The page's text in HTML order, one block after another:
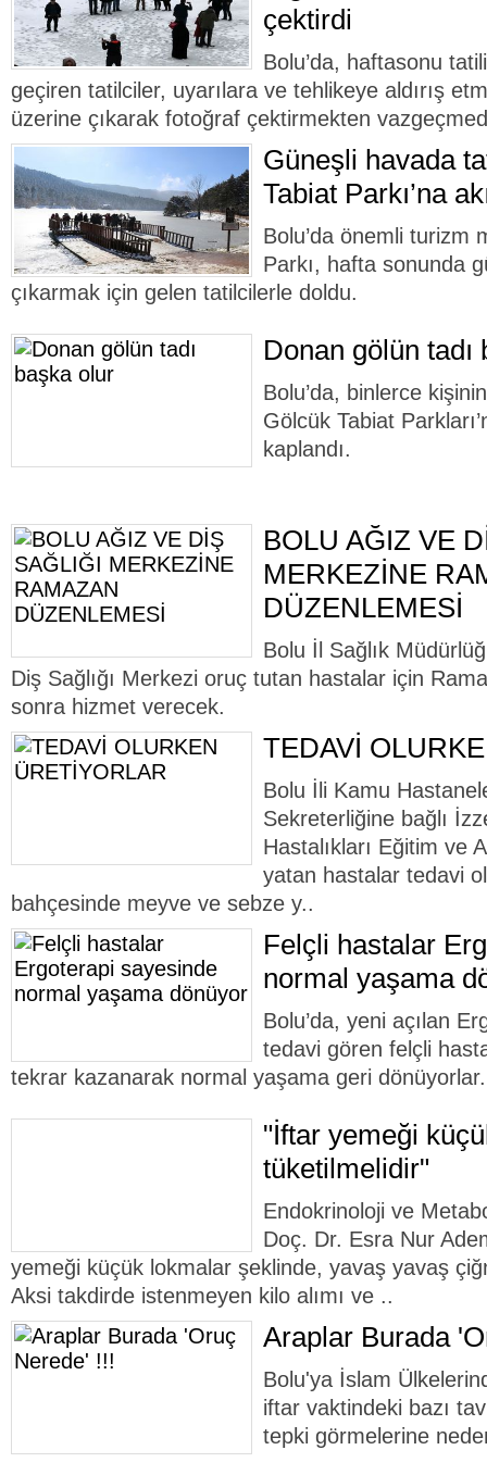
çektirdi
Bolu’da, haftasonu
geçiren tatilciler, uyarılara ve tehlikeye aldırış
üzerine çıkarak fotoğraf çektirmekten
Güneşli havada
Tabiat Parkı’na
Bolu’da önemli turizm
Parkı, hafta sonunda
çıkarmak için gelen tatilcilerle doldu.
Donan gölün tadı
Bolu’da, binlerce
Gölcük Tabiat
kaplandı.
BOLU AĞIZ VE
MERKEZİNE
DÜZENLEMESİ
Bolu İl Sağlık
Diş Sağlığı Merkezi oruç tutan hastalar için
sonra hizmet verecek.
TEDAVİ
Bolu İli Kamu
Sekreterliğine bağlı
Hastalıkları Eğitim ve
yatan hastalar tedavi
bahçesinde meyve ve sebze y..
Felçli hastalar
normal yaşama
Bolu’da, yeni açılan
tedavi gören felçli
tekrar kazanarak normal yaşama geri dönüyorlar.
"İftar yemeği
tüketilmelidir"
Endokrinoloji ve
Doç. Dr. Esra Nur
yemeği küçük lokmalar şeklinde, yavaş yavaş
Aksi takdirde istenmeyen kilo alımı ve ..
Araplar Burada
Bolu'ya İslam
iftar vaktindeki bazı
tepki görmelerine